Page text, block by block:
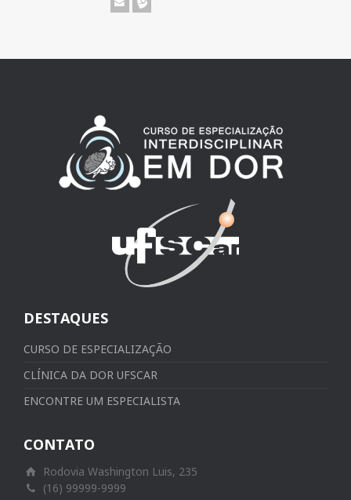
DESTAQUES
CURSO DE ESPECIALIZAÇÃO
CLÍNICA DA DOR UFSCAR
ENCONTRE UM ESPECIALISTA
CONTATO
Rodovia Washington Luis, 235
(16) 99999-9999